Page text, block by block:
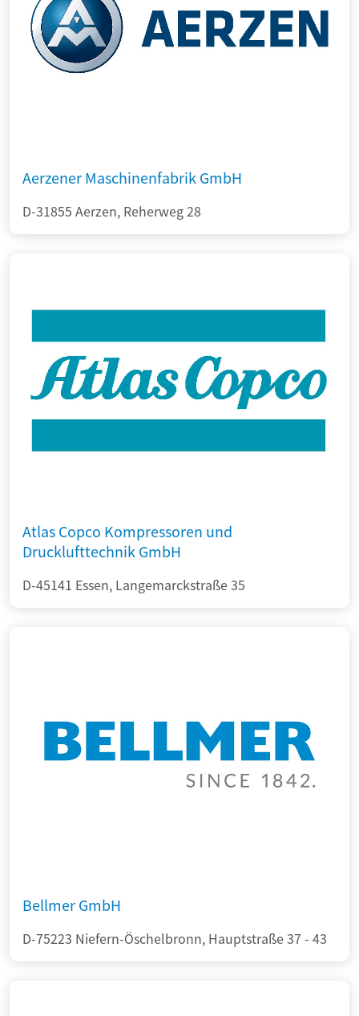
Aerzener Maschinenfabrik GmbH
D-31855 Aerzen, Reherweg 28
Atlas Copco Kompressoren und
Drucklufttechnik GmbH
D-45141 Essen, Langemarckstraße 35
Bellmer GmbH
D-75223 Niefern-Öschelbronn, Hauptstraße 37 - 43